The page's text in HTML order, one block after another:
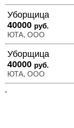
Уборщица
40000 руб.
ЮТА, ООО
Уборщица
40000 руб.
ЮТА, ООО